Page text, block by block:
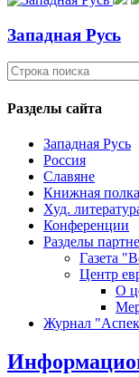
Западная Русь
Разделы сайта
Западная Русь
Россия
Славяне
Книжная полка
Худ.
Конференции
Разделы
Газета
Центр
О
Журнал